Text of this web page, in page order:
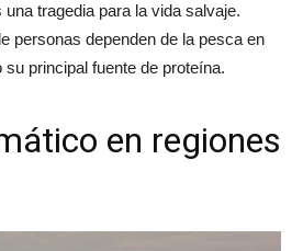
tragedia para la vida salvaje.
personas dependen de la pesca en
principal fuente de proteína.
en regiones